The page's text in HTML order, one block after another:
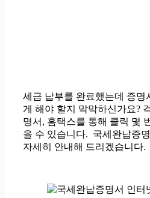
세금 납부를 완료했는데 증명
게 해야 할지 막막하신가요?
명서, 홈택스를 통해 클릭 몇
을 수 있습니다. 국세완납증
자세히 안내해 드리겠습니다.